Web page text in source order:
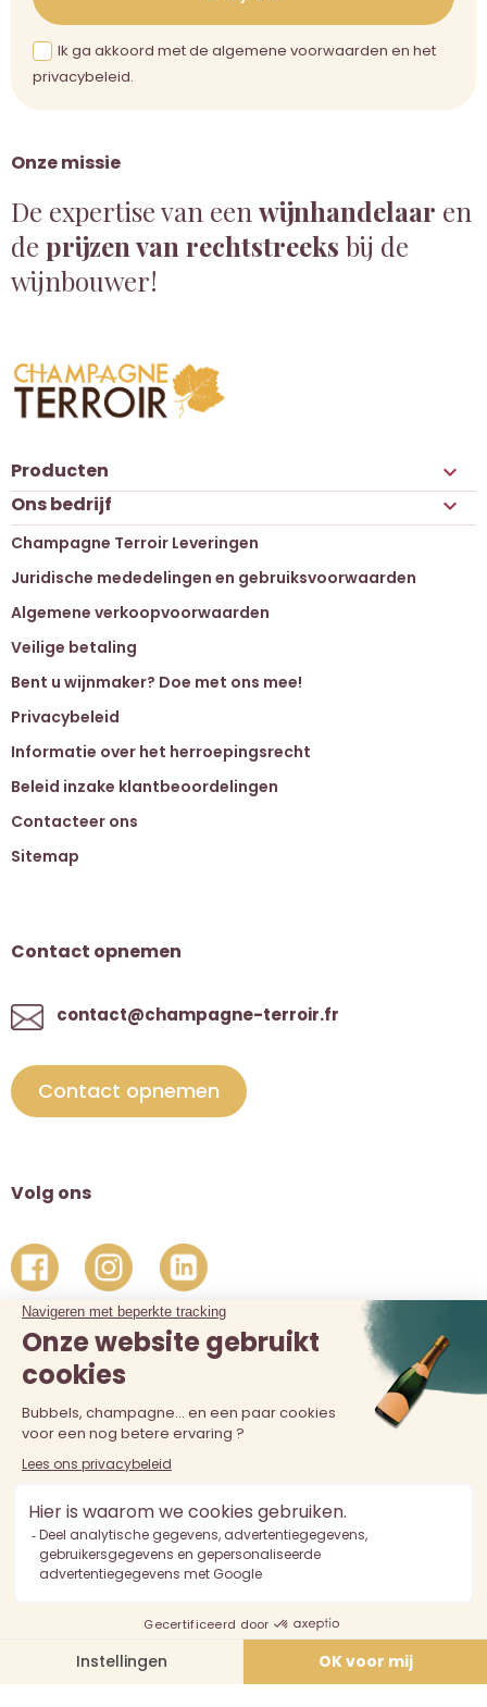
Onze missie
De expertise van een wijnhandelaar en
de prijzen van rechtstreeks bij de
wijnbouwer!
Ik ga akkoord met de algemene voorwaarden en het
privacybeleid.
Producten 
Ons bedrijf 
Champagne Terroir Leveringen
Juridische mededelingen en gebruiksvoorwaarden
Algemene verkoopvoorwaarden
Veilige betaling
Bent u wijnmaker? Doe met ons mee!
Privacybeleid
Informatie over het herroepingsrecht
Beleid inzake klantbeoordelingen
Contacteer ons
Sitemap
Contact opnemen
contact@champagne-terroir.fr
Contact opnemen
Volg ons
De verkoop van alcohol aan personen jonger dan 18 jaar is
verboden. Alcoholmisbruik is schadelijk voor de gezondheid.